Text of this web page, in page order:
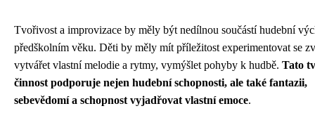
Tvořivost a improvizace by měly být nedílnou součástí hudební
předškolním věku. Děti by měly mít příležitost experimentovat se
vytvářet vlastní melodie a rytmy, vymýšlet pohyby k hudbě. Tato
činnost podporuje nejen hudební schopnosti, ale také fantazii,
sebevědomí a schopnost vyjadřovat vlastní emoce.